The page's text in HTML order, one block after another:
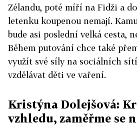
Zélandu, poté míří na Fidži a
letenku koupenou nemají.
bude asi poslední velká cesta,
Během putování chce také
využít své síly na sociálních
vzdělávat děti ve vaření.
Kristýna Dolejšová:
vzhledu, zaměřme se